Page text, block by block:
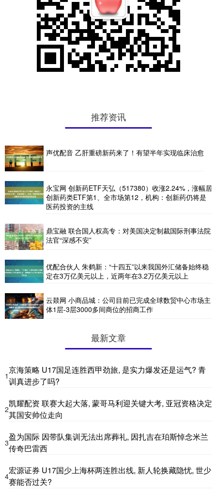
推荐资讯
声优配音 乙肝重磅新药来了！有望半年实现临床治愈
永宝网 创新药ETF天弘（517380）收涨2.24%，涨幅居
创新药类ETF第1、全市场第12，机构：创新药仍将是
医药投资的主线
鼎宝融 联合国人权高专：对美国决定制裁国际刑事法院
法官“深感不安”
优配合伙人 朱鹤新：“十四五”以来我国外汇储备始终稳
定在3万亿美元以上，近两年在3.2万亿美元以上
云燚网 小商品城：公司目前已完成全球数贸中心市场主
体1层-3层3000多间商位的招商工作
最新文章
1
京海策略 U17国足连胜西甲劲旅, 是实力爆发还是运气? 青
训真进步了吗?
2
凯耀配资 联赛大起大落, 蒙哥马利迎关键大考, 亚冠资格决定
其国安帅位走向
3
盈为国际 因带队集训无法出席葬礼, 因扎吉在珀斯悼念米兰
传奇巴雷西
4
宏源证券 U17国少上海杯两连胜出线, 新人轮换藏隐忧, 世少
赛能否过关?